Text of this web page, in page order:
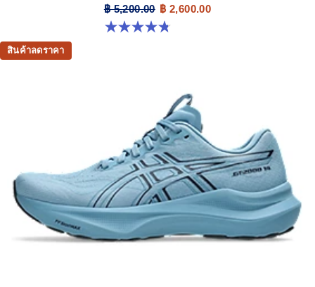
฿ 5,200.00 ฿ 2,600.00
4.8 จาก 5 ดาว 274 รีวิว
สินค้าลดราคา